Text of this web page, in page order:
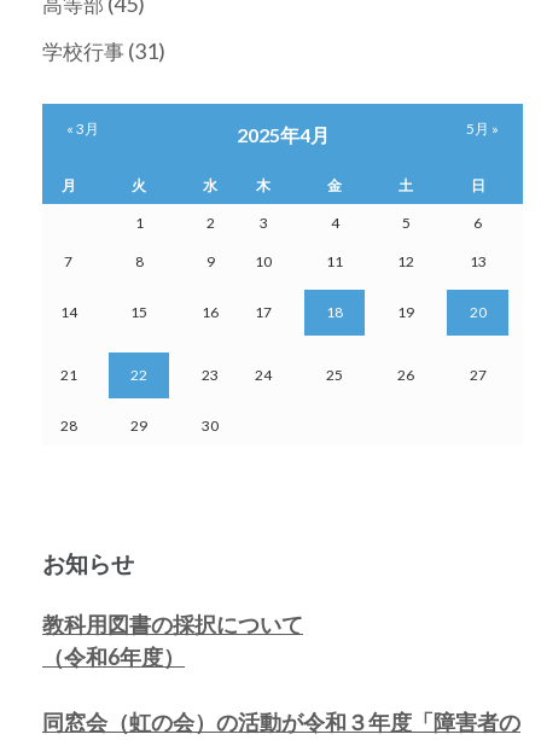
学校行事(31)
2025年4月
月 火 水 木 金 土 日
1 2 3 4 5 6
7 8 9 10 11 12 13
14 15 16 17 18 19 20
21 22 23 24 25 26 27
28 29 30
« 3月 5月 »
お知らせ
教科用図書の採択について
（令和6年度）
同窓会（虹の会）の活動が令和３年度「障害者の